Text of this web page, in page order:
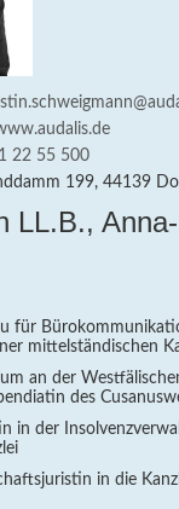
22 55 500
199, 44139
LL.B.,
für
mittelständischen
an der
des
in der
in die